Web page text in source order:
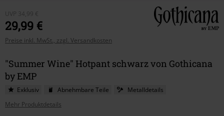
UVP 34,99 €
29,99 €
Preise inkl. MwSt., zzgl. Versandkosten
"Summer Wine" Hotpant schwarz von Gothicana
by EMP
Exklusiv Abnehmbare Teile
Metalldetails
Mehr Produktdetails